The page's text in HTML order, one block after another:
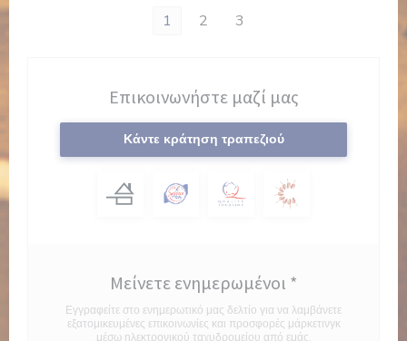
1 2 3
Επικοινωνήστε μαζί μας
Κάντε κράτηση τραπεζιού
Μείνετε ενημερωμένοι *
Εγγραφείτε στο ενημερωτικό μας δελτίο για να λαμβάνετε
εξατομικευμένες επικοινωνίες και προσφορές μάρκετινγκ
μέσω ηλεκτρονικού ταχυδρομείου από εμάς.